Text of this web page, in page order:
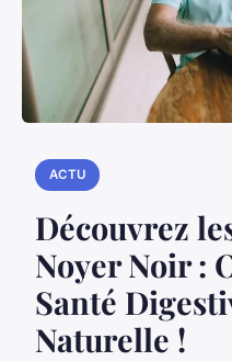
ACTU
Découvrez
Noyer Noir :
Santé
Naturelle !